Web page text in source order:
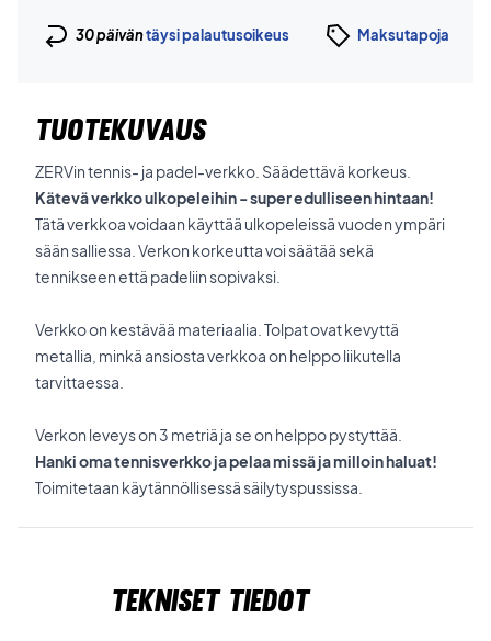
30 päiväntäysi palautusoikeus Maksutapoja
TUOTEKUVAUS
ZERVin tennis- ja padel-verkko. Säädettävä korkeus.
Kätevä verkko ulkopeleihin - super edulliseen hintaan!
Tätä verkkoa voidaan käyttää ulkopeleissä vuoden ympäri
sään salliessa. Verkon korkeutta voi säätää sekä
tennikseen että padeliin sopivaksi.
Verkko on kestävää materiaalia. Tolpat ovat kevyttä
metallia, minkä ansiosta verkkoa on helppo liikutella
tarvittaessa.
Verkon leveys on 3 metriä ja se on helppo pystyttää.
Hanki oma tennisverkko ja pelaa missä ja milloin haluat!
Toimitetaan käytännöllisessä säilytyspussissa.
Tekniset tiedot